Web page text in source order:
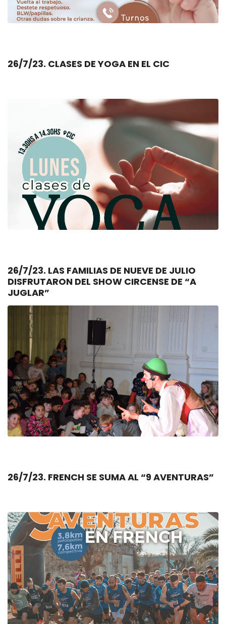
26/7/23. CLASES DE YOGA EN EL CIC
26/7/23. LAS FAMILIAS DE NUEVE DE JULIO
DISFRUTARON DEL SHOW CIRCENSE DE “A
JUGLAR”
26/7/23. FRENCH SE SUMA AL “9 AVENTURAS”